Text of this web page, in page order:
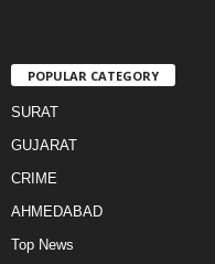
POPULAR CATEGORY
SURAT
GUJARAT
CRIME
AHMEDABAD
Top News